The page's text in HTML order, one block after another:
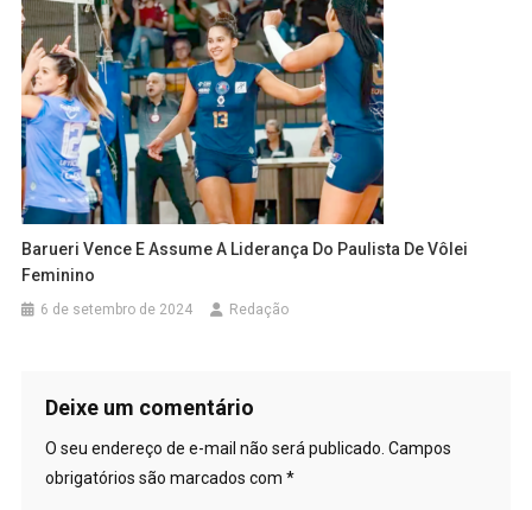
Barueri Vence E Assume A Liderança Do Paulista De Vôlei
Feminino
6 de setembro de 2024 Redação
Deixe um comentário
O seu endereço de e-mail não será publicado. Campos
obrigatórios são marcados com *